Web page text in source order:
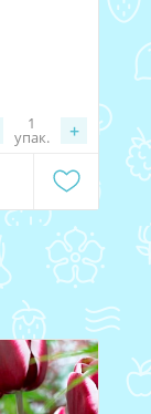
+
1
упак.